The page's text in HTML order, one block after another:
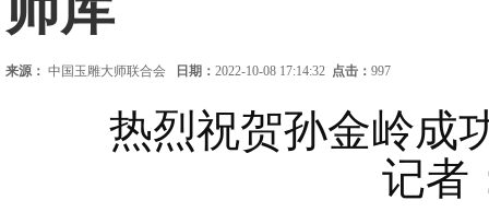
来源： 中国玉雕大师联合会 日期： 2022-10-08 17:14:32 点击： 997
热烈祝贺孙金岭成
记者